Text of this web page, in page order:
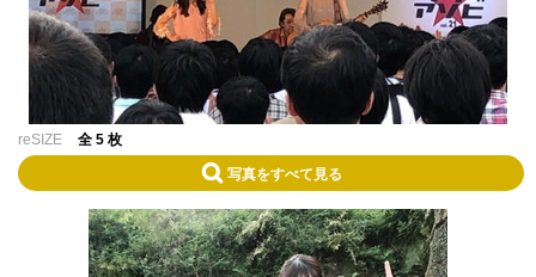
reSIZE 全 5 枚
写真をすべて見る